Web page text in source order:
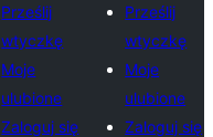
Prześlij
wtyczkę
Moje
ulubione
Zaloguj się
Prześlij
wtyczkę
Moje
ulubione
Zaloguj się